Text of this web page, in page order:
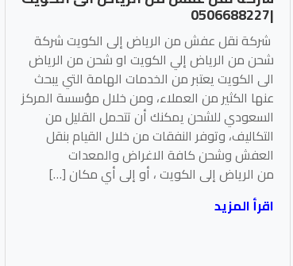
|0506688227
شركة نقل عفش من الرياض إلى الكويت شركة
شحن من الرياض إلي الكويت او شحن من الرياض
الى الكويت يعتبر من الخدمات الهامة التي يبحث
عنها الكثير من العملاء، ومن خلال مؤسسة المركز
السعودي للشحن يمكنك أن تتحمل القليل من
التكاليف، وتوفر النفقات من خلال القيام بنقل
العفش وشحن كافة الاغراض والمعدات
من الرياض إلى الكويت ، أو إلى أي مكان […]
اقرأ المزيد